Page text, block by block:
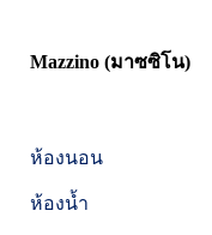
Mazzino (มาซซิโน)
ห้องนอน
ห้องน้ำ